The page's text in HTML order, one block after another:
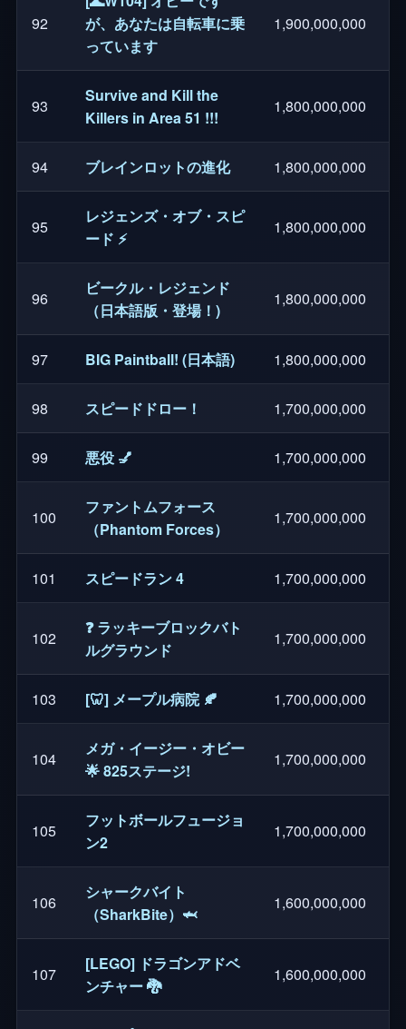
92
が、あなたは自転車に乗
っています
1,900,000,000
93
Survive and Kill the
Killers in Area 51 !!!
1,800,000,000
94 ブレインロットの進化 1,800,000,000
95
レジェンズ・オブ・スピ
ード ⚡
1,800,000,000
96
ビークル・レジェンド
（日本語版・登場！)
1,800,000,000
97 BIG Paintball! (日本語) 1,800,000,000
98 スピードドロー！ 1,700,000,000
99 悪役 💅 1,700,000,000
100
ファントムフォース
（Phantom Forces）
1,700,000,000
101 スピードラン 4 1,700,000,000
102
❓ ラッキーブロックバト
ルグラウンド
1,700,000,000
103 [🦷] メープル病院 🍂 1,700,000,000
104
メガ・イージー・オビー
🌟 825ステージ!
1,700,000,000
105
フットボールフュージョ
ン2
1,700,000,000
106
シャークバイト
（SharkBite）🦈
1,600,000,000
107
[LEGO] ドラゴンアドベ
ンチャー 🐉
1,600,000,000